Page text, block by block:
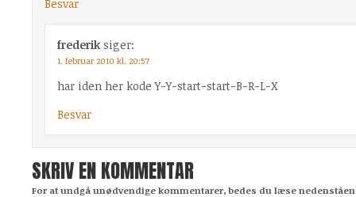
Besvar
frederik siger:
1. februar 2010 kl. 20:57
har iden her kode Y-Y-start-start-B-R-L-X
Besvar
SKRIV EN KOMMENTAR
For at undgå unødvendige kommentarer, bedes du læse